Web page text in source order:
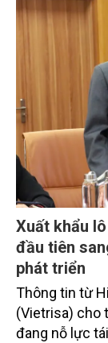
lượng cao,
gạo Việt trên
Xuất khẩu
đầu tiên
phát triển
Thông tin từ
(Vietrisa) cho
đang nỗ lực